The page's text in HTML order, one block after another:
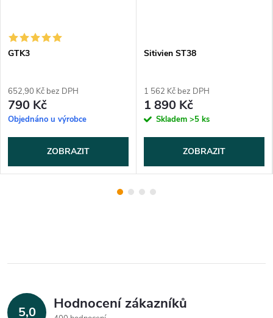
GTK3
652,90 Kč bez DPH
790 Kč
Objednáno u výrobce
ZOBRAZIT
Sitivien ST38
1 562 Kč bez DPH
1 890 Kč
Skladem >5 ks
ZOBRAZIT
5,0 Hodnocení zákazníků